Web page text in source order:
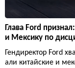
Глава Ford
и Мексику по
Гендиректор Ford
али китайские и